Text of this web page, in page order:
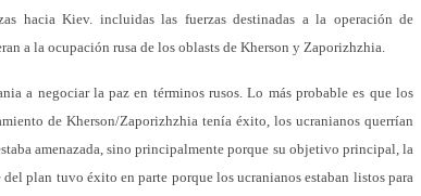
hacia Kiev. incluidas las fuerzas destinadas a la operación de
a la ocupación rusa de los oblasts de Kherson y Zaporizhzhia.
a negociar la paz en términos rusos. Lo más probable es que los
de Kherson/Zaporizhzhia tenía éxito, los ucranianos querrían
amenazada, sino principalmente porque su objetivo principal, la
plan tuvo éxito en parte porque los ucranianos estaban listos para